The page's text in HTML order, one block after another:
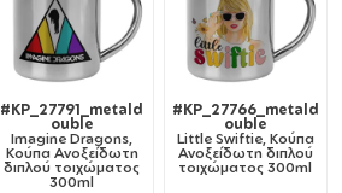
#KP_27791_metald
ouble
Imagine Dragons,
Κούπα Ανοξείδωτη
διπλού τοιχώματος
300ml
#KP_27766_metald
ouble
Little Swiftie, Κούπα
Ανοξείδωτη διπλού
τοιχώματος 300ml